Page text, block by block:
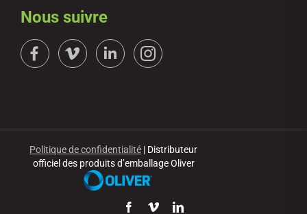
Nous suivre
Politique de confidentialité | Distributeur
officiel des produits d’emballage Oliver
Facebook
VimeoLinkedIn